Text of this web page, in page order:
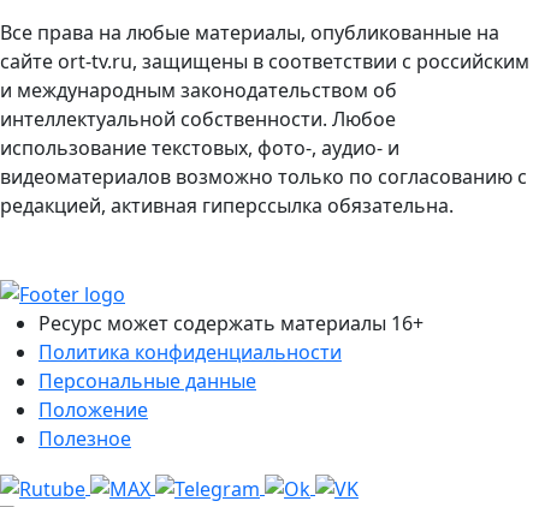
Все права на любые материалы, опубликованные на
сайте ort-tv.ru, защищены в соответствии с российским
и международным законодательством об
интеллектуальной собственности. Любое
использование текстовых, фото-, аудио- и
видеоматериалов возможно только по согласованию с
редакцией, активная гиперссылка обязательна.
Ресурс может содержать материалы 16+
Политика конфиденциальности
Персональные данные
Положение
Полезное